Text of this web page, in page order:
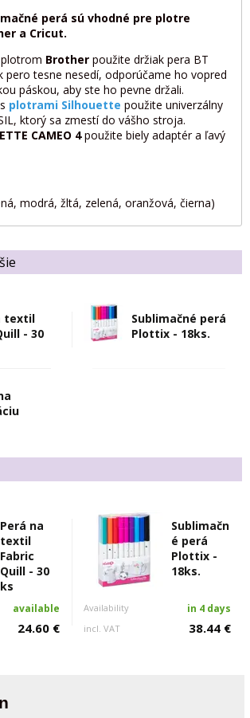
textil
- 30
Sublimačné perá
Plottix - 18ks.
Perá na
textil
Fabric
Quill - 30
ks
available
24.60 €
Sublimačn
é perá
Plottix -
18ks.
Availability in 4 days
incl. VAT 38.44 €
perá sú vhodné pre plotre
a Cricut.
Brother použite držiak pera BT
pero tesne nesedí, odporúčame ho vopred
páskou, aby ste ho pevne držali.
plotrami Silhouette použite univerzálny
ktorý sa zmestí do vášho stroja.
CAMEO 4použite biely adaptér a ľavý
modrá, žltá, zelená, oranžová, čierna)